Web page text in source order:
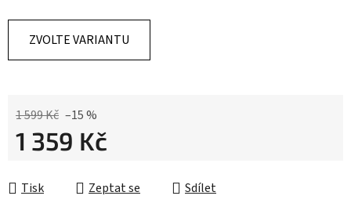
ZVOLTE VARIANTU
1 599 Kč –15 %
1 359 Kč
Tisk
Zeptat se Sdílet